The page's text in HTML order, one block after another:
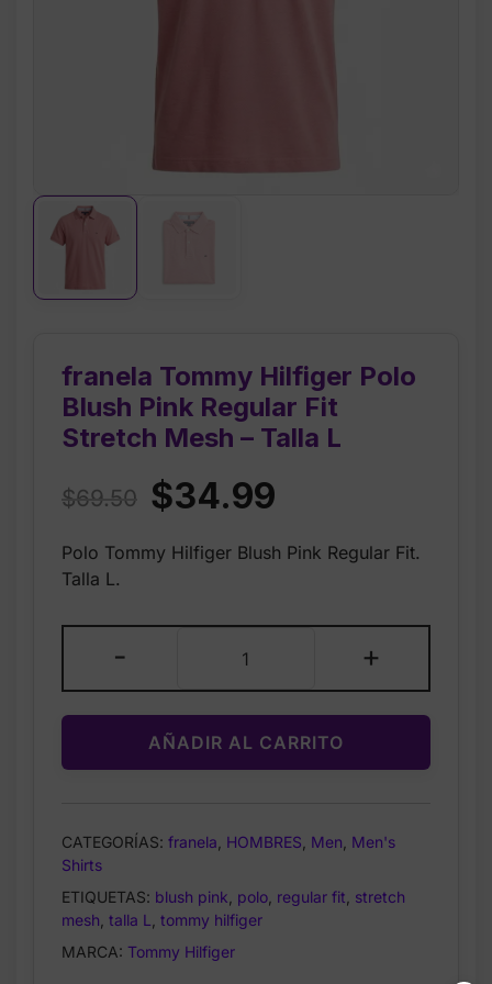
franela Tommy Hilfiger Polo
Blush Pink Regular Fit
Stretch Mesh – Talla L
$69.50 Original
was:
$34.99
is:
Polo Tommy Hilfiger Blush Pink Regular Fit.
Talla L.
-
Tommy
Hilfiger
Polo
Blush
Pink
Stretch
–
Talla
+
AÑADIR AL CARRITO
CATEGORÍAS: franela HOMBRES Men Men's
Shirts
ETIQUETAS: blush pink polo regular fit stretch
mesh talla L
tommy hilfiger
MARCA: Tommy Hilfiger